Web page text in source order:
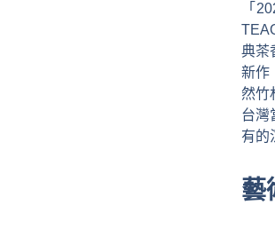
「
典茶
新作
然竹
台灣
有的
藝